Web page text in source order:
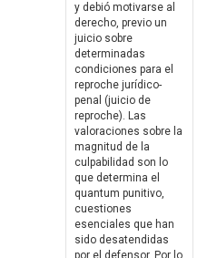
y debió motivarse al
derecho, previo un
juicio sobre
determinadas
condiciones para el
reproche jurídico-
penal (juicio de
reproche). Las
valoraciones sobre la
magnitud de la
culpabilidad son lo
que determina el
quantum punitivo,
cuestiones
esenciales que han
sido desatendidas